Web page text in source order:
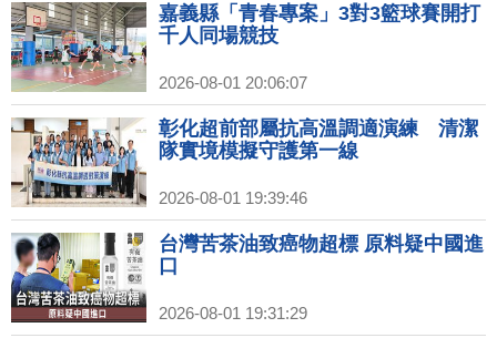
嘉義縣「青春專案」3對3籃球賽開打
千人同場競技
2026-08-01 20:06:07
彰化超前部屬抗高溫調適演練 清潔
隊實境模擬守護第一線
2026-08-01 19:39:46
台灣苦茶油致癌物超標 原料疑中國進
口
2026-08-01 19:31:29